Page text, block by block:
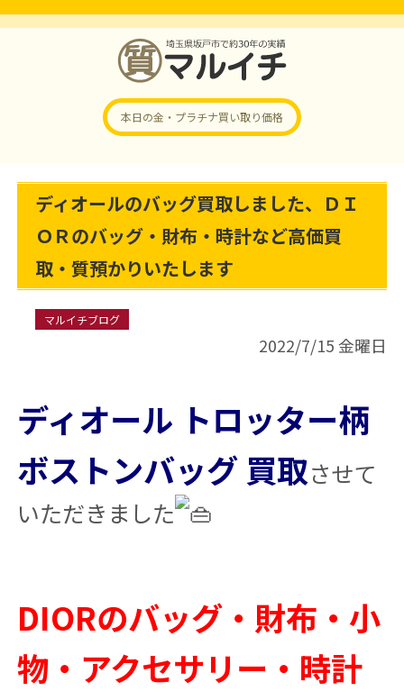
本日の金・プラチナ買い取り価格
ディオールのバッグ買取しました、ＤＩ
ＯＲのバッグ・財布・時計など高価買
取・質預かりいたします
マルイチブログ
2022/7/15 金曜日
ディオール トロッター柄
ボストンバッグ 買取させて
いただきました
DIORのバッグ・財布・小
物・アクセサリー・時計